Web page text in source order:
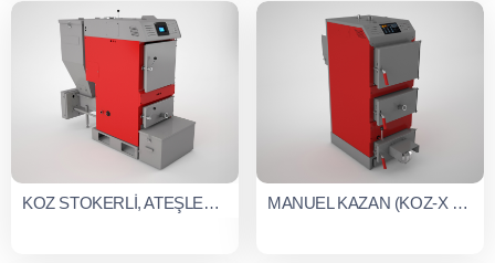
KOZ STOKERLİ, ATEŞLEMELİ, KÜL ÇIKARMALI (OPSİYONEL), KARIŞTIRMALI KAZAN (KOZ SERİSİ) MANUEL KAZAN (KOZ-X SERİSİ)